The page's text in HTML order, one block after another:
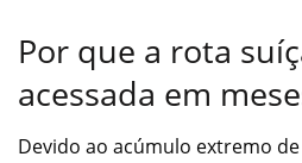
Por que a rota
acessada em
Devido ao acúmulo extremo